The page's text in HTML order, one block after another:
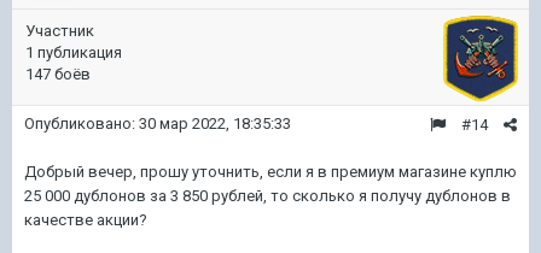
Участник
1 публикация
147 боёв
#14
Опубликовано: 30 мар 2022, 18:35:33
Добрый вечер, прошу уточнить, если я в премиум магазине куплю
25 000 дублонов за 3 850 рублей, то сколько я получу дублонов в
качестве акции?